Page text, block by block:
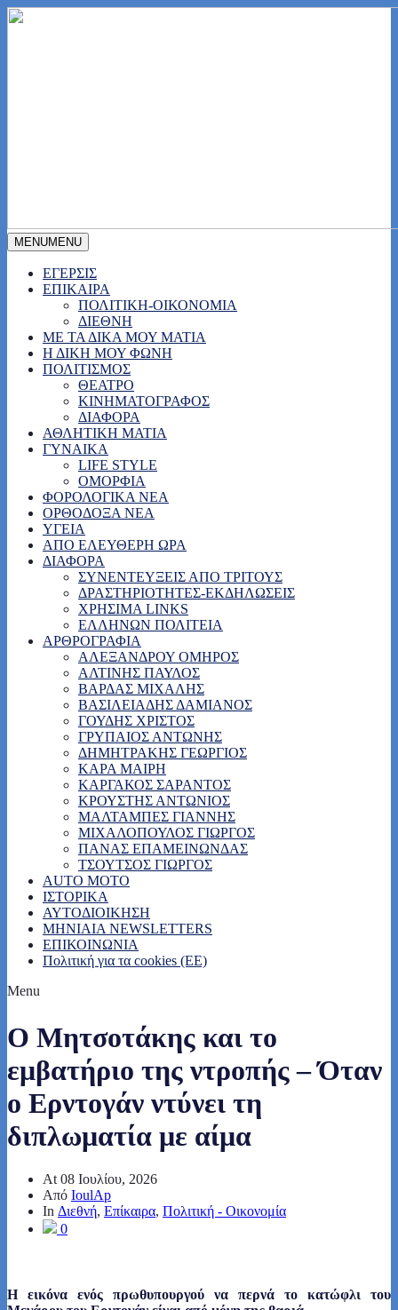
MENUMENU
ΕΓΕΡΣΙΣ
ΕΠΙΚΑΙΡΑ
ΠΟΛΙΤΙΚΗ-ΟΙΚΟΝΟΜΙΑ
ΔΙΕΘΝΗ
ΜΕ ΤΑ ΔΙΚΑ ΜΟΥ ΜΑΤΙΑ
Η ΔΙΚΗ ΜΟΥ ΦΩΝΗ
ΠΟΛΙΤΙΣΜΟΣ
ΘΕΑΤΡΟ
ΚΙΝΗΜΑΤΟΓΡΑΦΟΣ
ΔΙΑΦΟΡΑ
ΑΘΛΗΤΙΚΗ ΜΑΤΙΑ
ΓΥΝΑΙΚΑ
LIFE STYLE
ΟΜΟΡΦΙΑ
ΦΟΡΟΛΟΓΙΚΑ ΝΕΑ
ΟΡΘΟΔΟΞΑ ΝΕΑ
ΥΓΕΙΑ
ΑΠΟ ΕΛΕΥΘΕΡΗ ΩΡΑ
ΔΙΑΦΟΡΑ
ΣΥΝΕΝΤΕΥΞΕΙΣ ΑΠΟ ΤΡΙΤΟΥΣ
ΔΡΑΣΤΗΡΙΟΤΗΤΕΣ-ΕΚΔΗΛΩΣΕΙΣ
ΧΡΗΣΙΜΑ LINKS
ΕΛΛΗΝΩΝ ΠΟΛΙΤΕΙΑ
ΑΡΘΡΟΓΡΑΦΙΑ
ΑΛΕΞΑΝΔΡΟΥ ΟΜΗΡΟΣ
ΑΛΤΙΝΗΣ ΠΑΥΛΟΣ
ΒΑΡΔΑΣ ΜΙΧΑΛΗΣ
ΒΑΣΙΛΕΙΑΔΗΣ ΔΑΜΙΑΝΟΣ
ΓΟΥΔΗΣ ΧΡΙΣΤΟΣ
ΓΡΥΠΑΙΟΣ ΑΝΤΩΝΗΣ
ΔΗΜΗΤΡΑΚΗΣ ΓΕΩΡΓΙΟΣ
ΚΑΡΑ ΜΑΙΡΗ
ΚΑΡΓΑΚΟΣ ΣΑΡΑΝΤΟΣ
ΚΡΟΥΣΤΗΣ ΑΝΤΩΝΙΟΣ
ΜΑΛΤΑΜΠΕΣ ΓΙΑΝΝΗΣ
ΜΙΧΑΛΟΠΟΥΛΟΣ ΓΙΩΡΓΟΣ
ΠΑΝΑΣ ΕΠΑΜΕΙΝΩΝΔΑΣ
ΤΣΟΥΤΣΟΣ ΓΙΩΡΓΟΣ
AUTO MOTO
ΙΣΤΟΡΙΚΑ
ΑΥΤΟΔΙΟΙΚΗΣΗ
MHNIAIA NEWSLETTERS
ΕΠΙΚΟΙΝΩΝΙΑ
Πολιτική για τα cookies (ΕΕ)
Menu
Ο Μητσοτάκης και το
εμβατήριο της ντροπής – Όταν
ο Ερντογάν ντύνει τη
διπλωματία με αίμα
At 08 Ιουλίου, 2026
Από IoulAp
In Διεθνή, Επίκαιρα, Πολιτική - Οικονομία
0
Η εικόνα ενός πρωθυπουργού να περνά το κατώφλι του